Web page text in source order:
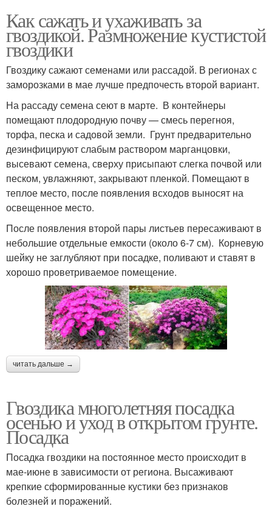
Как сажать и ухаживать за
гвоздикой. Размножение кустистой
гвоздики
Гвоздику сажают семенами или рассадой. В регионах с
заморозками в мае лучше предпочесть второй вариант.
На рассаду семена сеют в марте. В контейнеры
помещают плодородную почву — смесь перегноя,
торфа, песка и садовой земли. Грунт предварительно
дезинфицируют слабым раствором марганцовки,
высевают семена, сверху присыпают слегка почвой или
песком, увлажняют, закрывают пленкой. Помещают в
теплое место, после появления всходов выносят на
освещенное место.
После появления второй пары листьев пересаживают в
небольшие отдельные емкости (около 6-7 см). Корневую
шейку не заглубляют при посадке, поливают и ставят в
хорошо проветриваемое помещение.
читать дальше →
Гвоздика многолетняя посадка
осенью и уход в открытом грунте.
Посадка
Посадка гвоздики на постоянное место происходит в
мае-июне в зависимости от региона. Высаживают
крепкие сформированные кустики без признаков
болезней и поражений.